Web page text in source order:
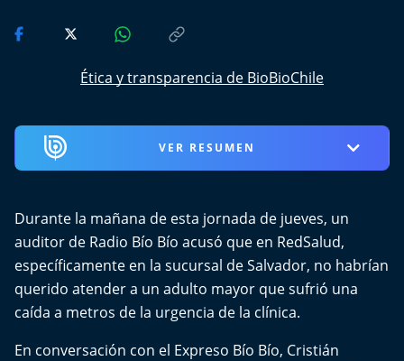
Más de 100 Días
Efemérides
Del Fin del Mundo
Deportes
Ética y transparencia de BioBioChile
VER RESUMEN
Durante la mañana de esta jornada de jueves, un
auditor de Radio Bío Bío acusó que en RedSalud,
específicamente en la sucursal de Salvador, no habrían
querido atender a un adulto mayor que sufrió una
caída a metros de la urgencia de la clínica.
En conversación con el Expreso Bío Bío, Cristián